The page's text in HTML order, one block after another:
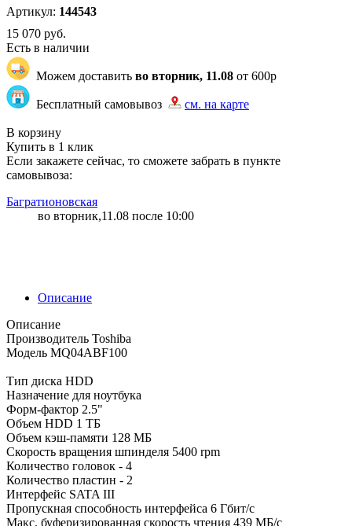
Артикул: 144543
15 070 руб.
Есть в наличии
Можем доставить во вторник, 11.08 от 600р
Бесплатный самовывоз
см. на карте
В корзину
Купить в 1 клик
Если закажете сейчас, то сможете забрать в пункте
самовывоза:
Багратионовская
во вторник,11.08 после 10:00
Описание
Описание
Производитель Toshiba
Модель MQ04ABF100
Тип диска HDD
Назначение для ноутбука
Форм-фактор 2.5"
Объем HDD 1 ТБ
Объем кэш-памяти 128 МБ
Скорость вращения шпинделя 5400 rpm
Количество головок - 4
Количество пластин - 2
Интерфейс SATA III
Пропускная способность интерфейса 6 Гбит/с
Макс. буферизированная скорость чтения 439 МБ/с